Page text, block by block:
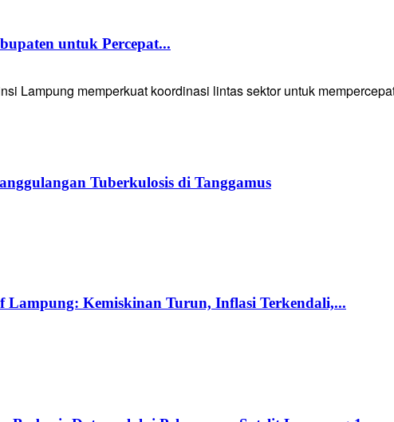
untuk Percepat...
Lampung memperkuat koordinasi lintas sektor untuk
Tuberkulosis di Tanggamus
Kemiskinan Turun, Inflasi Terkendali,...